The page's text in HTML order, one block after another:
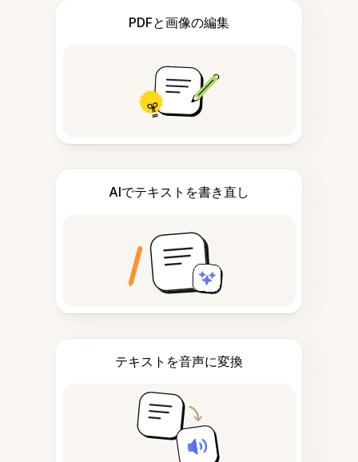
PDFと画像の編集
AIでテキストを書き直し
テキストを音声に変換